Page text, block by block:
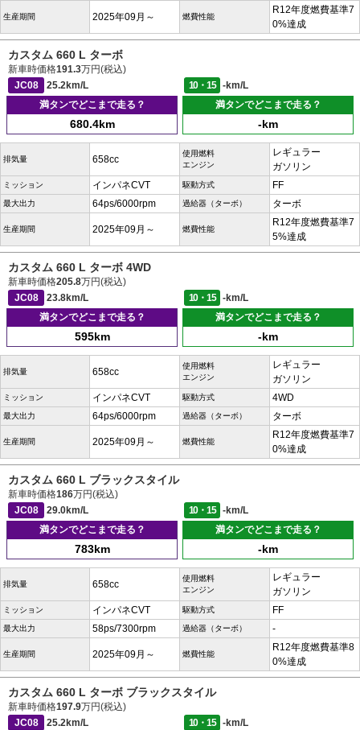
生産期間 2025年09月～ 燃費性能
R12年度燃費基準7
0%達成
カスタム 660 L ターボ
新車時価格191.3万円(税込)
JC08
25.2km/L 10・15
-km/L
満タンでどこまで走る？
680.4km
満タンでどこまで走る？
-km
排気量 658cc
使用燃料
エンジン
レギュラー
ガソリン
ミッション インパネCVT 駆動方式 FF
最大出力 64ps/6000rpm 過給器（ターボ） ターボ
生産期間 2025年09月～ 燃費性能
R12年度燃費基準7
5%達成
カスタム 660 L ターボ 4WD
新車時価格205.8万円(税込)
JC08
23.8km/L 10・15
-km/L
満タンでどこまで走る？
595km
満タンでどこまで走る？
-km
排気量 658cc
使用燃料
エンジン
レギュラー
ガソリン
ミッション インパネCVT 駆動方式 4WD
最大出力 64ps/6000rpm 過給器（ターボ） ターボ
生産期間 2025年09月～ 燃費性能
R12年度燃費基準7
0%達成
カスタム 660 L ブラックスタイル
新車時価格186万円(税込)
JC08
29.0km/L 10・15
-km/L
満タンでどこまで走る？
783km
満タンでどこまで走る？
-km
排気量 658cc
使用燃料
エンジン
レギュラー
ガソリン
ミッション インパネCVT 駆動方式 FF
最大出力 58ps/7300rpm 過給器（ターボ） -
生産期間 2025年09月～ 燃費性能
R12年度燃費基準8
0%達成
カスタム 660 L ターボ ブラックスタイル
新車時価格197.9万円(税込)
JC08
25.2km/L 10・15
-km/L